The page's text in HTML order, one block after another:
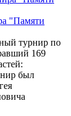
"Памяти
турнир по
169
был